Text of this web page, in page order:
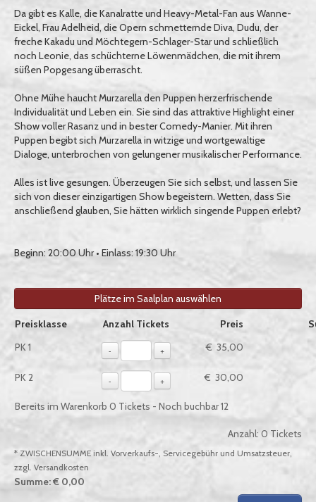
Da gibt es Kalle, die Kanalratte und Heavy-Metal-Fan aus Wanne-
Eickel, Frau Adelheid, die Opern schmetternde Diva, Dudu, der
freche Kakadu und Möchtegern-Schlager-Star und schließlich
noch Leonie, das schüchterne Löwenmädchen, die mit ihrem
süßen Popgesang überrascht.
Ohne Mühe haucht Murzarella den Puppen herzerfrischende
Individualität und Leben ein. Sie sind das attraktive Highlight einer
Show voller Rasanz und in bester Comedy-Manier. Mit ihren
Puppen begibt sich Murzarella in witzige und wortgewaltige
Dialoge, unterbrochen von gelungener musikalischer Performance.
Alles ist live gesungen. Überzeugen Sie sich selbst, und lassen Sie
sich von dieser einzigartigen Show begeistern. Wetten, dass Sie
anschließend glauben, Sie hätten wirklich singende Puppen erlebt?
Beginn: 20:00 Uhr • Einlass: 19:30 Uhr
Plätze im Saalplan auswählen
Auswahl von Tickets pro Preiskategorie, sofern verfügbar
Preisklasse Anzahl Tickets Preis
PK 1
- + € 35,00
PK 2 - + € 30,00
Bereits im Warenkorb 0 Tickets - Noch buchbar12
Anzahl: 0 Tickets
* ZWISCHENSUMME inkl. Vorverkaufs-, Servicegebühr und Umsatzsteuer,
zzgl. Versandkosten
Summe:€ 0,00